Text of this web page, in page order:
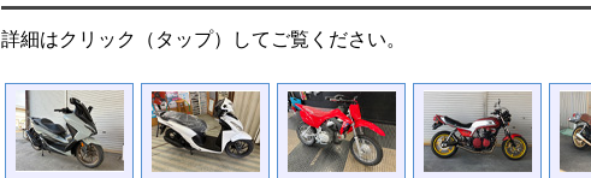
詳細はクリック（タップ）してご覧ください。